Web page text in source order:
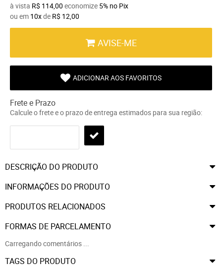
à vista R$ 114,00 economize 5% no Pix
ou em 10xde R$ 12,00
AVISE-ME
ADICIONAR AOS FAVORITOS
Frete e Prazo
Calcule o frete e o prazo de entrega estimados para sua região:
DESCRIÇÃO DO PRODUTO
INFORMAÇÕES DO PRODUTO
PRODUTOS RELACIONADOS
FORMAS DE PARCELAMENTO
Carregando comentários ...
TAGS DO PRODUTO